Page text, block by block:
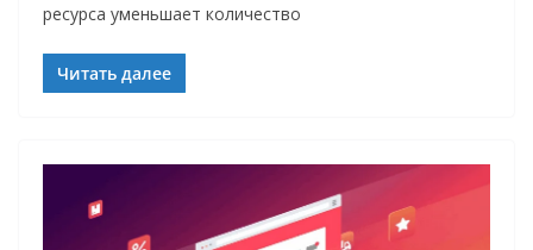
ресурса уменьшает количество
Читать далее